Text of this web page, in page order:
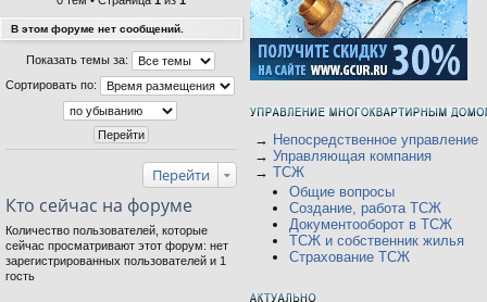
В этом форуме нет сообщений.
Показать темы за:
Сортировать по:
Перейти
Кто сейчас на форуме
Количество пользователей, которые
сейчас просматривают этот форум: нет
зарегистрированных пользователей и 1
гость
→ Непосредственное управление
→ Управляющая компания
→ ТСЖ
Общие вопросы
Создание, работа ТСЖ
Документооборот в ТСЖ
ТСЖ и собственник жилья
Страхование ТСЖ